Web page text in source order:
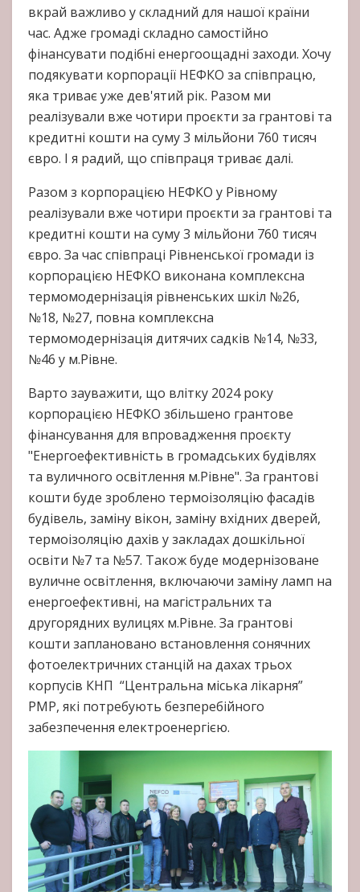
вкрай важливо у складний для нашої країни
час. Адже громаді складно самостійно
фінансувати подібні енергоощадні заходи. Хочу
подякувати корпорації НЕФКО за співпрацю,
яка триває уже дев'ятий рік. Разом ми
реалізували вже чотири проєкти за грантові та
кредитні кошти на суму 3 мільйони 760 тисяч
євро. І я радий, що співпраця триває далі.
Разом з корпорацією НЕФКО у Рівному
реалізували вже чотири проєкти за грантові та
кредитні кошти на суму 3 мільйони 760 тисяч
євро. За час співпраці Рівненської громади із
корпорацією НЕФКО виконана комплексна
термомодернізація рівненських шкіл №26,
№18, №27, повна комплексна
термомодернізація дитячих садків №14, №33,
№46 у м.Рівне.
Варто зауважити, що влітку 2024 року
корпорацією НЕФКО збільшено грантове
фінансування для впровадження проєкту
"Енергоефективність в громадських будівлях
та вуличного освітлення м.Рівне". За грантові
кошти буде зроблено термоізоляцію фасадів
будівель, заміну вікон, заміну вхідних дверей,
термоізоляцію дахів у закладах дошкільної
освіти №7 та №57. Також буде модернізоване
вуличне освітлення, включаючи заміну ламп на
енергоефективні, на магістральних та
другорядних вулицях м.Рівне. За грантові
кошти заплановано встановлення сонячних
фотоелектричних станцій на дахах трьох
корпусів КНП “Центральна міська лікарня”
РМР, які потребують безперебійного
забезпечення електроенергією.